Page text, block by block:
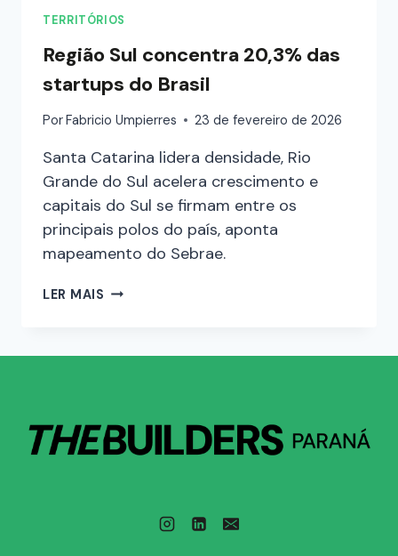
TERRITÓRIOS
Região Sul concentra 20,3% das
startups do Brasil
PorFabricio Umpierres 23 de fevereiro de 2026
Santa Catarina lidera densidade, Rio
Grande do Sul acelera crescimento e
capitais do Sul se firmam entre os
principais polos do país, aponta
mapeamento do Sebrae.
LER MAIS